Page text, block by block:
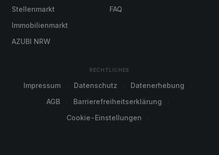
Stellenmarkt
Immobilienmarkt
AZUBI NRW
FAQ
RECHTLICHES
Impressum Datenschutz
Datenerhebung
AGB
Barrierefreiheitserklärung
Cookie-Einstellungen